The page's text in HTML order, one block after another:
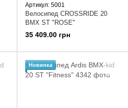
Артикул: 5001
Велосипед CROSSRIDE 20
BMX ST "ROSE"
35 409.00 грн
Новинка